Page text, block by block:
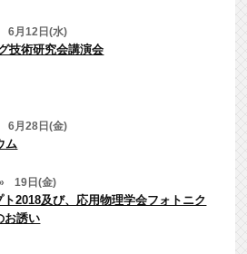
6月12日(水)
技術研究会講演会
6月28日(金)
ム
19日(金)
2018及び、応用物理学会フォトニク
お誘い